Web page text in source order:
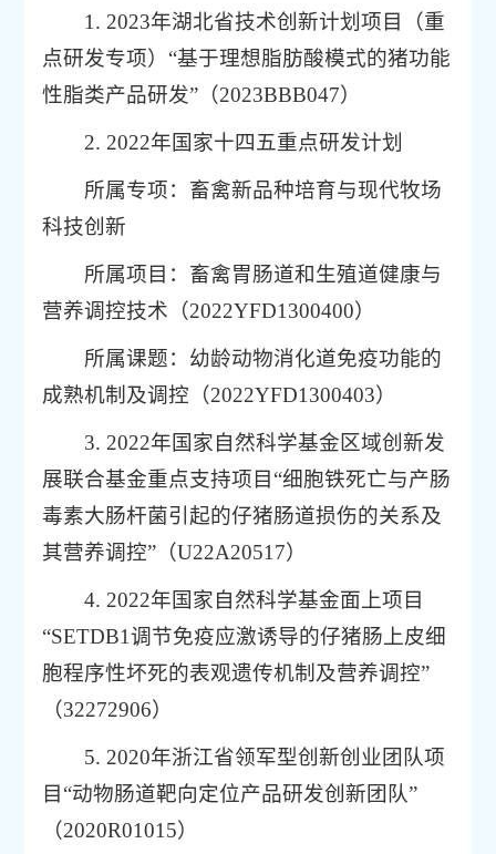
1. 2023年湖北省技术创新计划项目（重
点研发专项）“基于理想脂肪酸模式的猪功能
性脂类产品研发”（2023BBB047）
2. 2022年国家十四五重点研发计划
所属专项：畜禽新品种培育与现代牧场
科技创新
所属项目：畜禽胃肠道和生殖道健康与
营养调控技术（2022YFD1300400）
所属课题：幼龄动物消化道免疫功能的
成熟机制及调控（2022YFD1300403）
3. 2022年国家自然科学基金区域创新发
展联合基金重点支持项目“细胞铁死亡与产肠
毒素大肠杆菌引起的仔猪肠道损伤的关系及
其营养调控”（U22A20517）
4. 2022年国家自然科学基金面上项目
“SETDB1调节免疫应激诱导的仔猪肠上皮细
胞程序性坏死的表观遗传机制及营养调控”
（32272906）
5. 2020年浙江省领军型创新创业团队项
目“动物肠道靶向定位产品研发创新团队”
（2020R01015）